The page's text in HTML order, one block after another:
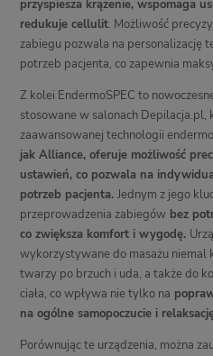
przyspiesza krążenie, wspomaga
redukuje cellulit. Możliwość
zabiegu pozwala na personalizację
potrzeb pacjenta, co zapewnia
Z kolei EndermoSPEC to
stosowane w salonach
zaawansowanej technologii
jak Alliance, oferuje możliwość
ustawień, co pozwala na
potrzeb pacjenta.Jednym z jego
przeprowadzenia zabiegów bez
co zwiększa komfort i wygodę.
wykorzystywane do masażu niemal
twarzy po brzuch i uda, a także do
ciała, co wpływa nie tylko na
na ogólne samopoczucie i
Porównując te urządzenia, można